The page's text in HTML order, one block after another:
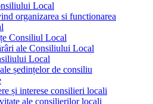
Local
organizarea si functionarea
Consiliul Local
ale Consiliului Local
Local
ședințelor de consiliu
și interese consilieri locali
ale consilierilor locali